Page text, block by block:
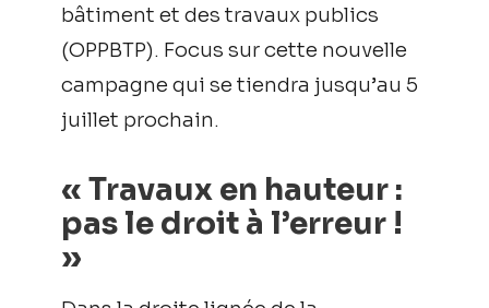
bâtiment et des travaux publics
(OPPBTP). Focus sur cette nouvelle
campagne qui se tiendra jusqu’au 5
juillet prochain.
« Travaux en hauteur :
pas le droit à l’erreur !
»